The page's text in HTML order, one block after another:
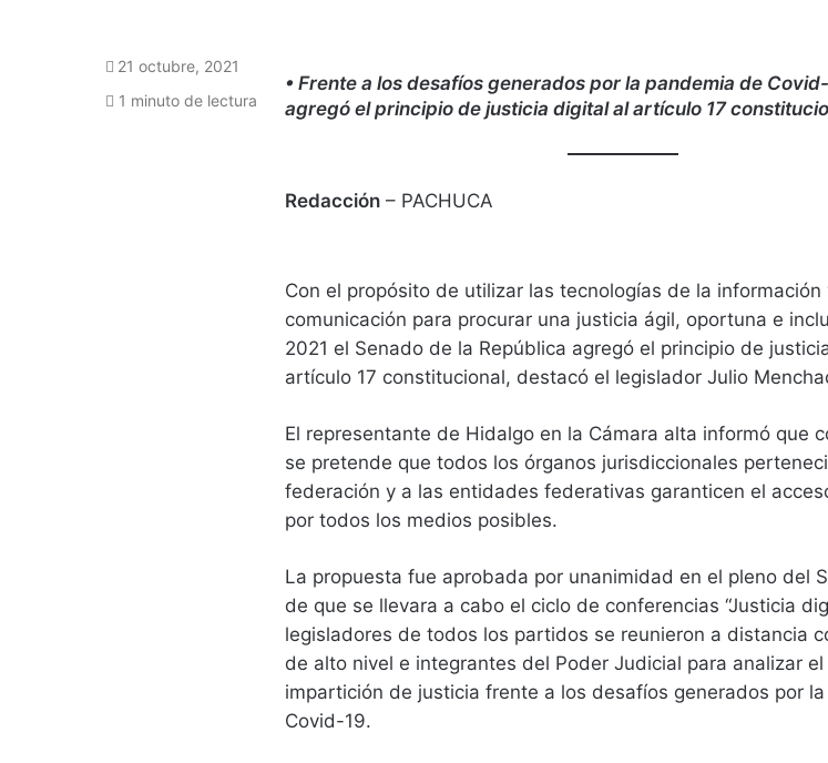
• Frente a los desafíos generados por la pandemia de
agregó el principio de justicia digital al artículo 17
Redacción – PACHUCA
Con el propósito de utilizar las tecnologías de la información
comunicación para procurar una justicia ágil, oportuna e
2021 el Senado de la República agregó el principio de
artículo 17 constitucional, destacó el legislador Julio
El representante de Hidalgo en la Cámara alta informó que
se pretende que todos los órganos jurisdiccionales
federación y a las entidades federativas garanticen el
por todos los medios posibles.
La propuesta fue aprobada por unanimidad en el pleno del
de que se llevara a cabo el ciclo de conferencias “Justicia
legisladores de todos los partidos se reunieron a distancia
de alto nivel e integrantes del Poder Judicial para analizar
impartición de justicia frente a los desafíos generados por
Covid-19.
21 octubre, 2021
1 minuto de lectura